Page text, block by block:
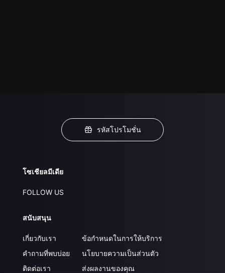
รหัสโปรโมชั่น
โซเชียลมีเดีย
FOLLOW US
สนับสนุน
เกี่ยวกับเรา
คำถามที่พบบ่อย
ติดต่อเรา
ข้อกำหนดในการให้บริการ
นโยบายความเป็นส่วนตัว
ส่งผลงานของคุณ